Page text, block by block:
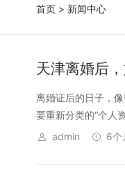
首页 > 新闻中心
天津离婚后
离婚证后的日子，
要重新分类的“个人
admin
6个